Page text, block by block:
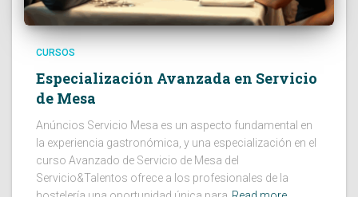
CURSOS
Especialización Avanzada en Servicio
de Mesa
Anúncios Servicio Mesa es un aspecto fundamental en
la experiencia gastronómica, y una especialización en el
curso Avanzado de Servicio de Mesa del
Servicio&Talentos ofrece a los profesionales de la